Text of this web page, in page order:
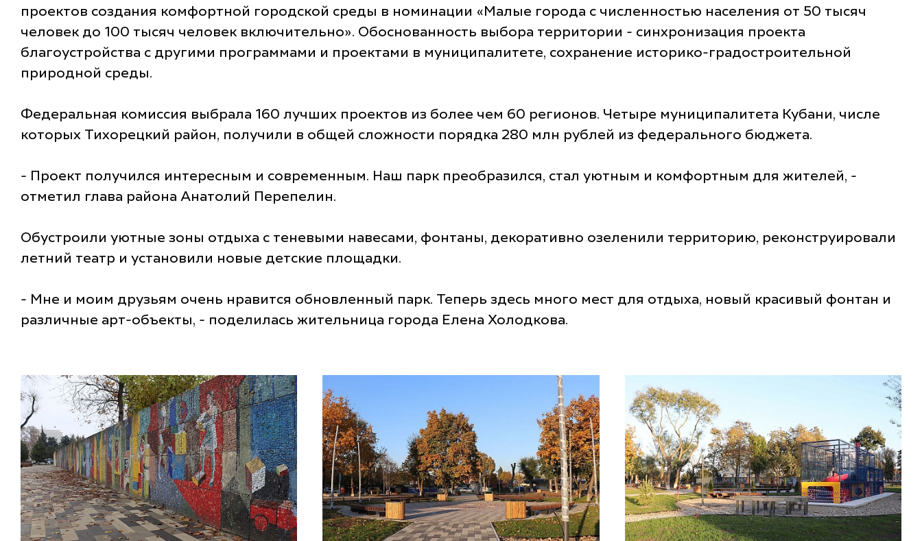
проектов создания комфортной городской среды в номинации «Малые города с численностью населения от 50 тысяч
человек до 100 тысяч человек включительно». Обоснованность выбора территории - синхронизация проекта
благоустройства с другими программами и проектами в муниципалитете, сохранение историко-градостроительной
природной среды.
Федеральная комиссия выбрала 160 лучших проектов из более чем 60 регионов. Четыре муниципалитета Кубани, числе
которых Тихорецкий район, получили в общей сложности порядка 280 млн рублей из федерального бюджета.
- Проект получился интересным и современным. Наш парк преобразился, стал уютным и комфортным для жителей, -
отметил глава района Анатолий Перепелин.
Обустроили уютные зоны отдыха с теневыми навесами, фонтаны, декоративно озеленили территорию, реконструировали
летний театр и установили новые детские площадки.
- Мне и моим друзьям очень нравится обновленный парк. Теперь здесь много мест для отдыха, новый красивый фонтан и
различные арт-объекты, - поделилась жительница города Елена Холодкова.